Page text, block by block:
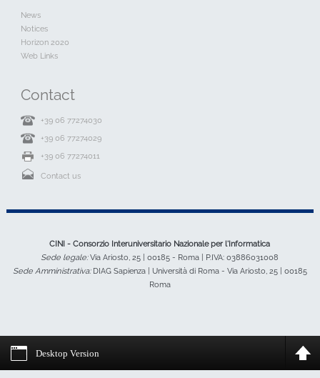
News
Notices
Horizon 2020
Web Links
Contact
+39 06 77274030
+39 06 77274029
+39 06 77274011
Contact us
CINI - Consorzio Interuniversitario Nazionale per l'Informatica
Sede legale:Via Ariosto, 25 | 00185 - Roma | P.IVA: 03886031008
Sede Amministrativa:DIAG Sapienza | Università di Roma - Via Ariosto, 25 | 00185
Roma
Desktop Version